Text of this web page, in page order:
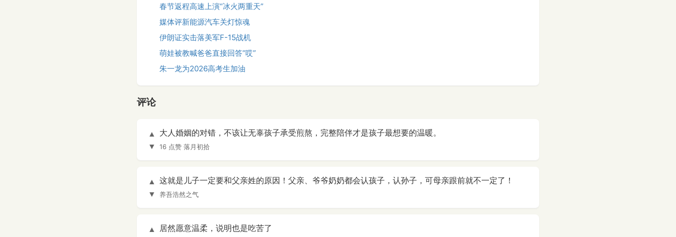
春节返程高速上演“冰火两重天”
媒体评新能源汽车关灯惊魂
伊朗证实击落美军F-15战机
萌娃被教喊爸爸直接回答“哎”
朱一龙为2026高考生加油
评论
▲
▼
大人婚姻的对错，不该让无辜孩子承受煎熬，完整陪伴才是孩子最想要的温暖。
16 点赞 落月初拾
▲
▼
这就是儿子一定要和父亲姓的原因！父亲、爷爷奶奶都会认孩子，认孙子，可母亲跟前就不一定了！
养吾浩然之气
▲
居然愿意温柔，说明也是吃苦了